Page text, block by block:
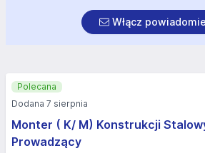
Włącz
Monter ( K/ M) Konstrukcji
Prowadzący
Polecana
Dodana 7 sierpnia